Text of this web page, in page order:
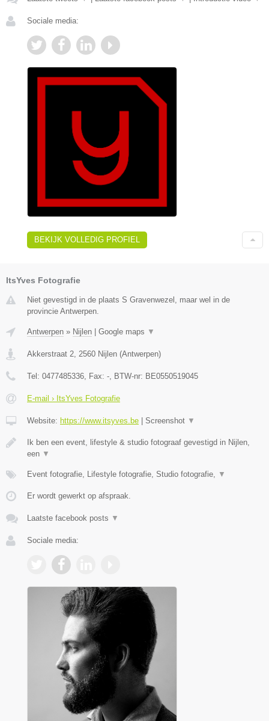
Sociale media:
BEKIJK VOLLEDIG PROFIEL
ItsYves Fotografie
Niet gevestigd in de plaats S Gravenwezel, maar wel in de
provincie Antwerpen.
Antwerpen » Nijlen Google maps ▼
Akkerstraat 2, 2560 Nijlen (Antwerpen)
Tel: 0477485336, Fax: -, BTW-nr: BE0550519045
E-mail › ItsYves Fotografie
Website: https://www.itsyves.be Screenshot ▼
Ik ben een event, lifestyle & studio fotograaf gevestigd in Nijlen,
een ▼
Event fotografie, Lifestyle fotografie, Studio fotografie, ▼
Er wordt gewerkt op afspraak.
Laatste facebook posts ▼
Sociale media: